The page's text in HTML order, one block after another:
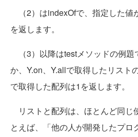
（2）はindexOfで、指定した値
を返します。
（3）以降はtestメソッドの例題
か、Y.on、Y.allで取得したリスト
で取得した配列は1を返します。
リストと配列は、ほとんど同じ
とえば、「他の人が開発したプロ